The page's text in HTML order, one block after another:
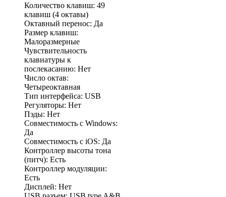
Количество клавиш: 49
клавиш (4 октавы)
Октавный перенос: Да
Размер клавиш:
Малоразмерные
Чувствительность
клавиатуры к
послекасанию: Нет
Число октав:
Четыреоктавная
Тип интерфейса: USB
Регуляторы: Нет
Пэды: Нет
Совместимость с Windows:
Да
Совместимость с iOS: Да
Контроллер высоты тона
(питч): Есть
Контроллер модуляции:
Есть
Дисплей: Нет